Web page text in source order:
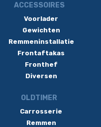
ACCESSOIRES
Voorlader
Gewichten
Remmeninstallatie
Frontaftakas
Fronthef
Diversen
OLDTIMER
Carrosserie
Remmen